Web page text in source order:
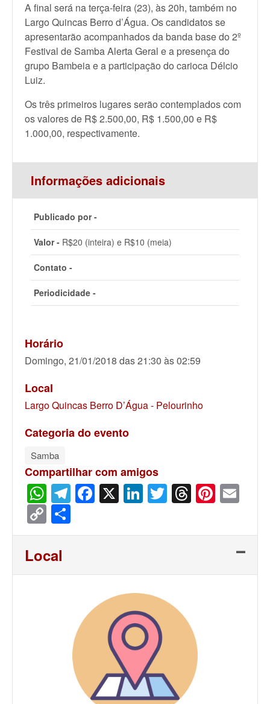
A final será na terça-feira (23), às 20h, também no
Largo Quincas Berro d’Água. Os candidatos se
apresentarão acompanhados da banda base do 2º
Festival de Samba Alerta Geral e a presença do
grupo Bambeia e a participação do carioca Délcio
Luiz.
Os três primeiros lugares serão contemplados com
os valores de R$ 2.500,00, R$ 1.500,00 e R$
1.000,00, respectivamente.
Informações adicionais
Publicado por -
Valor - R$20 (inteira) e R$10 (meia)
Contato -
Periodicidade -
Horário
Domingo, 21/01/2018 das 21:30 às 02:59
Local
Largo Quincas Berro D’Água - Pelourinho
Categoria do evento
Samba
Compartilhar com amigos
WhatsApp
Telegram
Facebook
X LinkedIn
Twitter
Threads
Copy
Link
Local